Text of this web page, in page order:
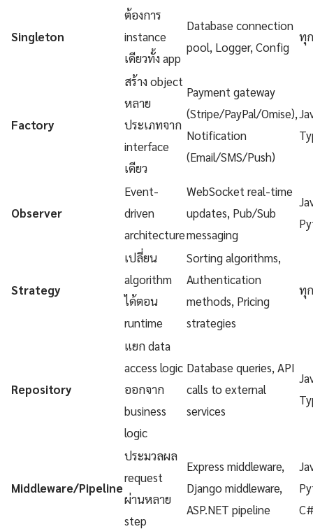
Singleton
ต้องการ
instance
เดียวทั้ง app
Database connection
pool, Logger, Config
ทุ
Factory
สร้าง object
หลาย
ประเภทจาก
interface
เดียว
Payment gateway
(Stripe/PayPal/Omise),
Notification
(Email/SMS/Push)
Observer
Event-
driven
architecture
WebSocket real-time
updates, Pub/Sub
messaging
Strategy
เปลี่ยน
algorithm
ได้ตอน
runtime
Sorting algorithms,
Authentication
methods, Pricing
strategies
ทุ
Repository
แยก data
access logic
ออกจาก
business
logic
Database queries, API
calls to external
services
Middleware/Pipeline
ประมวลผล
request
ผ่านหลาย
step
Express middleware,
Django middleware,
ASP.NET pipeline